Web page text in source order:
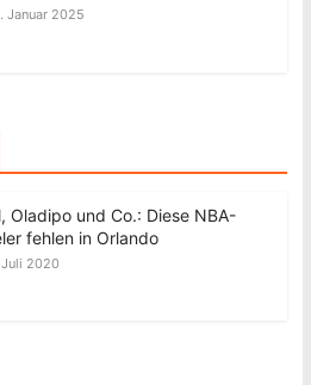
Januar 2025
Oladipo und Co.: Diese NBA-
fehlen in Orlando
2020